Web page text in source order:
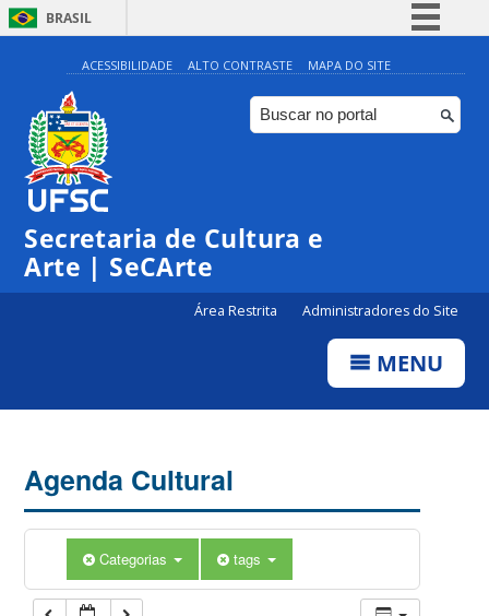
BRASIL
Simplifique!
Comunica BR
Participe
ACESSIBILIDADE ALTO CONTRASTE MAPA DO SITE
Secretaria de Cultura e
Arte | SeCArte
Área Restrita Administradores do Site
MENU
Agenda Cultural
Categorias tags